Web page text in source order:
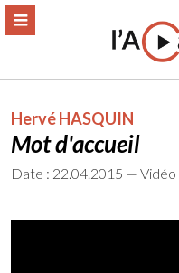
Aller
MENU
Hervé HASQUIN
Mot d'accueil
Date : 22.04.2015 — Vidéo